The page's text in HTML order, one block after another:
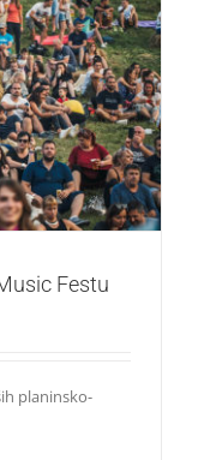
Festu
Festu
planinsko-